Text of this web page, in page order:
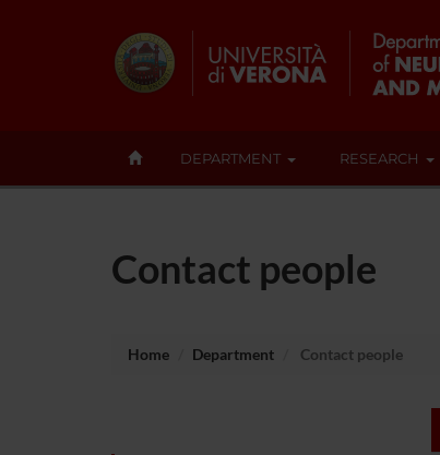
DEPARTMENT RESEARCH
Contact people
Home Department Contact people